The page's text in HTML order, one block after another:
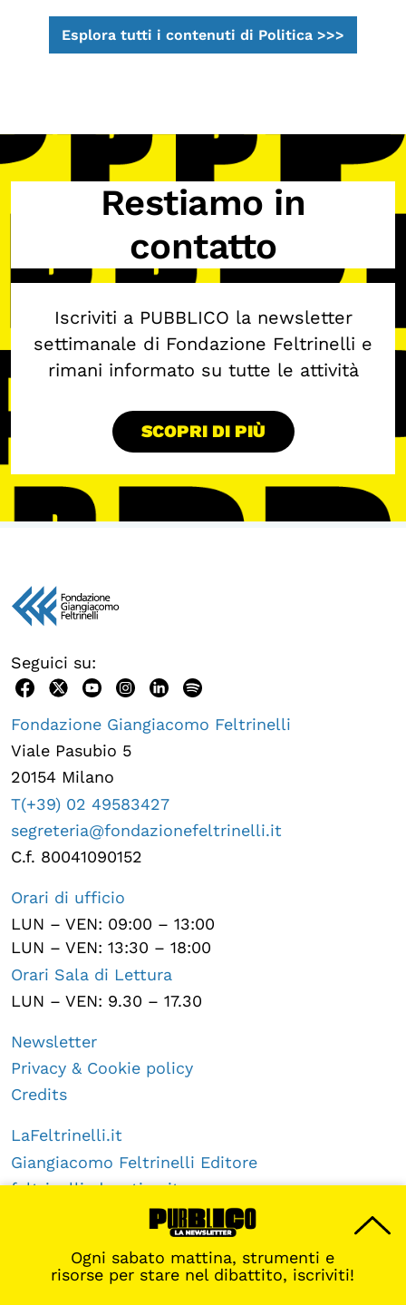
Esplora tutti i contenuti di Politica >>>
Restiamo in
contatto
Iscriviti a PUBBLICO la newsletter
settimanale di Fondazione Feltrinelli e
rimani informato su tutte le attività
SCOPRI DI PIÙ
Ogni sabato mattina, strumenti e
risorse per stare nel dibattito, iscriviti!
Seguici su:
Fondazione Giangiacomo Feltrinelli
Viale Pasubio 5
20154 Milano
T(+39) 02 49583427
segreteria@fondazionefeltrinelli.it
C.f. 80041090152
Orari di ufficio
LUN – VEN: 09:00 – 13:00
LUN – VEN: 13:30 – 18:00
Orari Sala di Lettura
LUN – VEN: 9.30 – 17.30
Newsletter
Privacy & Cookie policy
Credits
LaFeltrinelli.it
Giangiacomo Feltrinelli Editore
feltrinellieducation.it
Sempre aggiornati con la nostra app
Scarica l’app >